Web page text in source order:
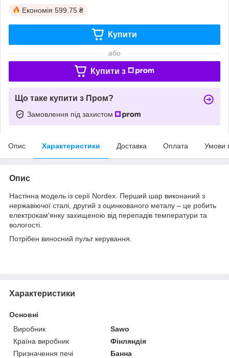
Економія 599.75 ₴
Купити
або
Купити з
Що таке купити з Пром?
Замовлення під захистом
Опис Характеристики Доставка Оплата Умови
Опис
Настінна модель із серії Nordex. Перший шар виконаний з
нержавіючої сталі, другий з оцинкованого металу – це робить
електрокам'янку захищеною від перепадів температури та
вологості.
Потрібен виносний пульт керування.
Характеристики
Основні
Виробник
Sawo
Країна виробник
Фінляндія
Призначення печі
Банна